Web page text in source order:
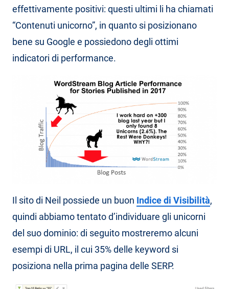
effettivamente positivi: questi ultimi li ha chiamati
“Contenuti unicorno”, in quanto si posizionano
bene su Google e possiedono degli ottimi
indicatori di performance.
Il sito di Neil possiede un buon Indice di Visibilità,
quindi abbiamo tentato d’individuare gli unicorni
del suo dominio: di seguito mostreremo alcuni
esempi di URL, il cui 35% delle keyword si
posiziona nella prima pagina delle SERP.